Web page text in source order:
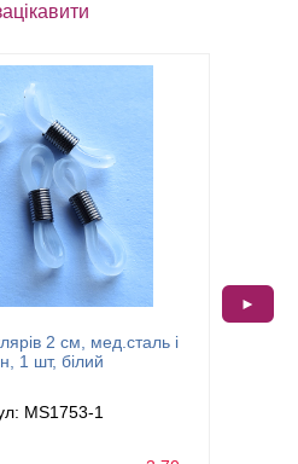
2 см, мед.сталь і
1 шт, білий
MS1753-1
►